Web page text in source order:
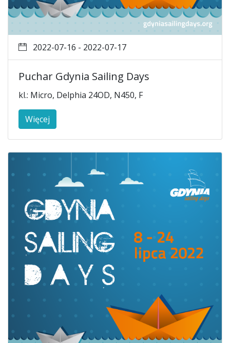
2022-07-16 - 2022-07-17
Puchar Gdynia Sailing Days
kl.: Micro, Delphia 24OD, N450, F
Więcej